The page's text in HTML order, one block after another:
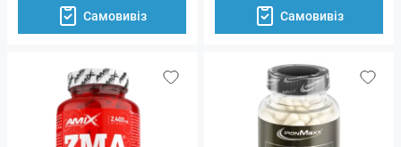
Самовивіз Самовивіз